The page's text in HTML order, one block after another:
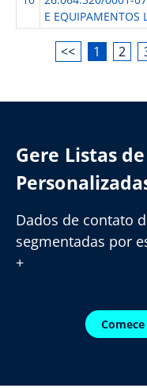
E EQUIPAMENTOS
<< 1 2
Gere Listas
Dados de contato
segmentadas por
+